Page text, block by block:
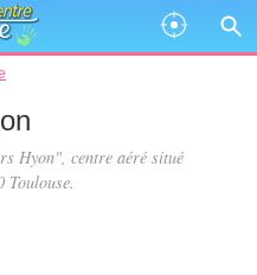
Hyon", centre aéré situé
Toulouse.